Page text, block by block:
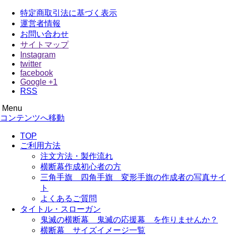
特定商取引法に基づく表示
運営者情報
お問い合わせ
サイトマップ
Instagram
twitter
facebook
Google +1
RSS
オウエンダンマク
横断幕 応援幕は格安価格でも品質にこだわり尽くしました！
Menu
コンテンツへ移動
TOP
ご利用方法
注文方法・製作流れ
横断幕作成初心者の方
三角手旗 四角手旗 変形手旗の作成者の写真サイ
ト
よくあるご質問
タイトル・スローガン
鬼滅の横断幕 鬼滅の応援幕 を作りませんか？
横断幕 サイズイメージ一覧